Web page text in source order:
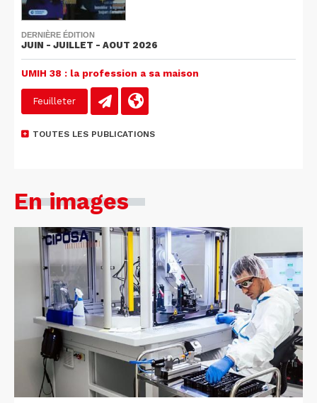
DERNIÈRE ÉDITION
JUIN - JUILLET - AOUT 2026
UMIH 38 : la profession a sa maison
Feuilleter
TOUTES LES PUBLICATIONS
En images